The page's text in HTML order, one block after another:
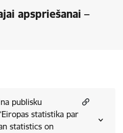
apspriešanai –
publisku
statistika par
statistics on